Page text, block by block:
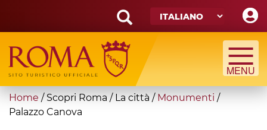
main
content
Search
form
Cerca
You
are
Home / Scopri Roma / La città / Monumenti /
Palazzo Canova